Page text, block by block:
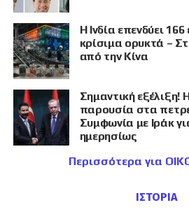
Η Ινδία επενδύει
κρίσιμα ορυκτά –
από την Κίνα
Σημαντική
παρουσία στα
Συμφωνία με Ιράκ
ημερησίως
Περισσότερα για
ΙΣΤΟΡΙΑ